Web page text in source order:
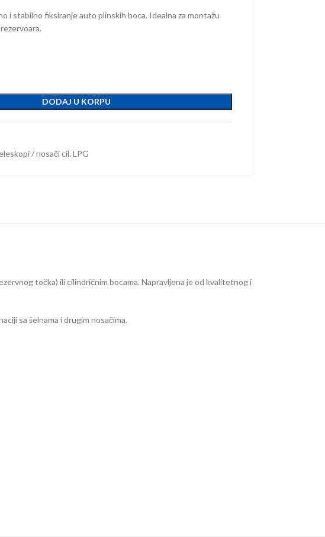
i stabilno fiksiranje auto plinskih boca. Idealna za montažu
DODAJ U KORPU
/ nosači cil. LPG
točka) ili cilindričnim bocama. Napravljena je od kvalitetnog i
sa šelnama i drugim nosačima.